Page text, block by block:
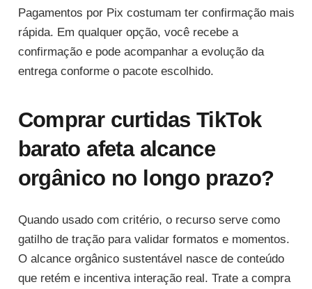
Pagamentos por Pix costumam ter confirmação mais
rápida. Em qualquer opção, você recebe a
confirmação e pode acompanhar a evolução da
entrega conforme o pacote escolhido.
Comprar curtidas TikTok
barato afeta alcance
orgânico no longo prazo?
Quando usado com critério, o recurso serve como
gatilho de tração para validar formatos e momentos.
O alcance orgânico sustentável nasce de conteúdo
que retém e incentiva interação real. Trate a compra